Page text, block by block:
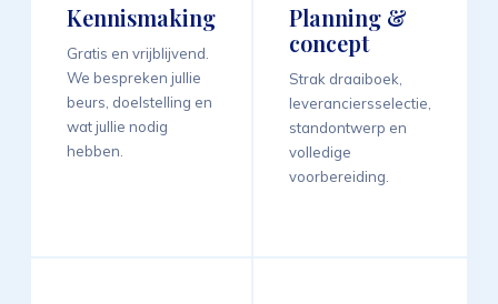
Kennismaking
Gratis en vrijblijvend.
We bespreken jullie
beurs, doelstelling en
wat jullie nodig
hebben.
Planning &
concept
Strak draaiboek,
leveranciersselectie,
standontwerp en
volledige
voorbereiding.